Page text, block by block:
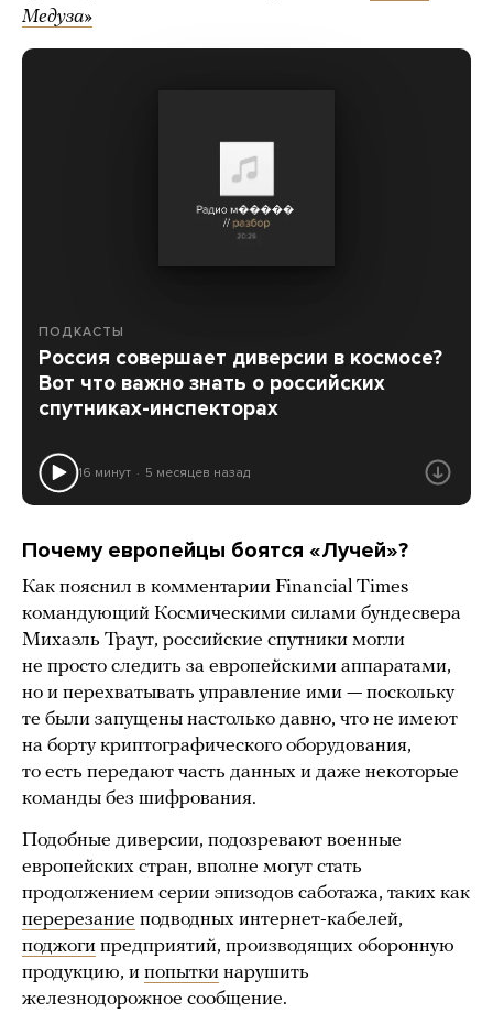
Медуза»
ПОДКАСТЫ
Россия совершает диверсии в космосе?
Вот что важно знать о российских
спутниках-инспекторах
16 минут 5 месяцев назад
Почему европейцы боятся «Лучей»?
Как пояснил в комментарии Financial Times
командующий Космическими силами бундесвера
Михаэль Траут, российские спутники могли
не просто следить за европейскими аппаратами,
но и перехватывать управление ими — поскольку
те были запущены настолько давно, что не имеют
на борту криптографического оборудования,
то есть передают часть данных и даже некоторые
команды без шифрования.
Подобные диверсии, подозревают военные
европейских стран, вполне могут стать
продолжением серии эпизодов саботажа, таких как
перерезание подводных интернет-кабелей,
поджоги предприятий, производящих оборонную
продукцию, и попытки нарушить
железнодорожное сообщение.